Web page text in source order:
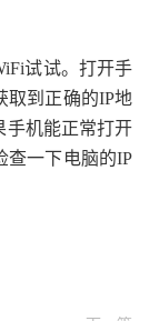
试试。打开手
取到正确的IP地
手机能正常打开
查一下电脑的IP